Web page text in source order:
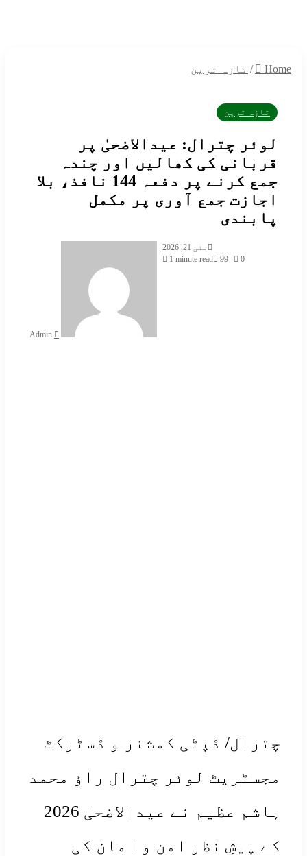
/تازہ ترین
تازہ ترین
چترال: عیدالاضحیٰ پر
کی کھالیں اور چندہ
جمع کرنے پر دفعہ 144 نافذ، بلا
جمع آوری پر مکمل
Admin
1 minute read
ڈپٹی کمشنر و ڈسٹرکٹ
لوئر چترال راؤ محمد
ہاشم عظیم نے عیدالاضحیٰ 2026
پیشِ نظر امن و امان کی